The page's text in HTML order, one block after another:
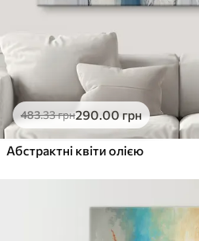
483.33грн290.00грн
Абстрактні квіти олією